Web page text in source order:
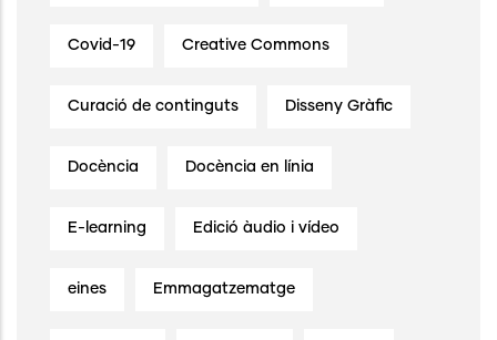
Covid-19 Creative Commons
Curació de continguts Disseny Gràfic
Docència Docència en línia
E-learning Edició àudio i vídeo
eines Emmagatzematge